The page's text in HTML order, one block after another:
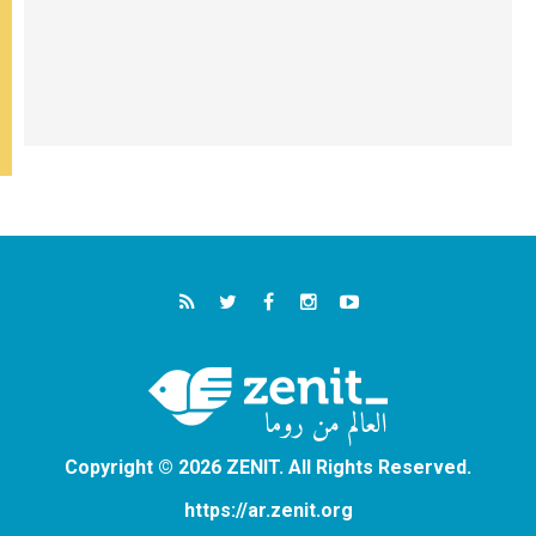
Copyright © 2026 ZENIT. All Rights Reserved.
https://ar.zenit.org